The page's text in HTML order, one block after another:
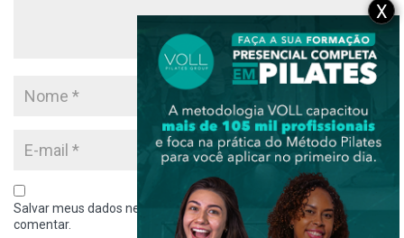
Salvar meus dados neste navegador para a próxima vez que eu
comentar.
X